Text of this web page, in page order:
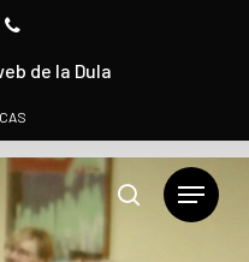
de la Dula
CAS